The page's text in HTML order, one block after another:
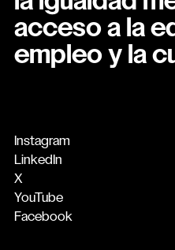
acceso a la
empleo y la
Instagram
LinkedIn
X
YouTube
Facebook